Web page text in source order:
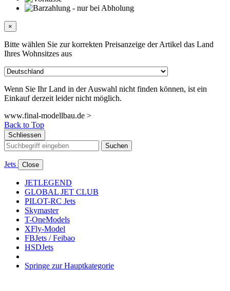
×
Bitte wählen Sie zur korrekten Preisanzeige der Artikel das Land
Ihres Wohnsitzes aus
Wenn Sie Ihr Land in der Auswahl nicht finden können, ist ein
Einkauf derzeit leider nicht möglich.
www.final-modellbau.de >
Back to Top
Schliessen
Suchen
Jets Close
JETLEGEND
GLOBAL JET CLUB
PILOT-RC Jets
Skymaster
T-OneModels
XFly-Model
FBJets / Feibao
HSDJets
Springe zur Hauptkategorie